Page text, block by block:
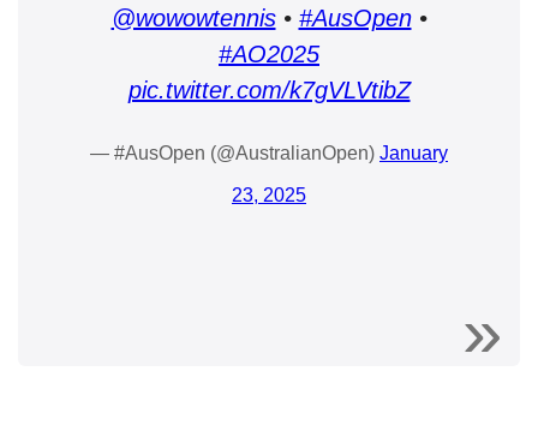
@wowowtennis• #AusOpen•
#AO2025
pic.twitter.com/k7gVLVtibZ
— #AusOpen (@AustralianOpen) January
23, 2025